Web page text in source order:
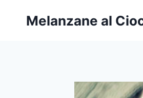
Melanzane al